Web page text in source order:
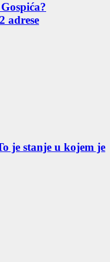
adrese
je stanje u kojem je